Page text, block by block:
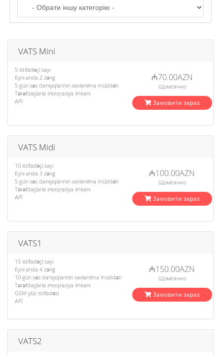
VATS Mini
5 istifadəçi sayı
Eyni anda 2 zəng
5 gün səs danışıqlarının saxlanılma müddəti
Tərəfdaşlarla inteqrasiya imkanı
APİ
₼70.00AZN
Щомісячно
Замовити зараз
VATS Midi
10 istifadəçi sayı
Eyni anda 3 zəng
5 gün səs danışıqlarının saxlanılma müddəti
Tərəfdaşlarla inteqrasiya imkanı
APİ
₼100.00AZN
Щомісячно
Замовити зараз
VATS1
15 istifadəçi sayı
Eyni anda 4 zəng
10 gün səs danışıqlarının saxlanılma müddəti
Tərəfdaşlarla inteqrasiya imkanı
GSM şlüz istifadəsi
APİ
₼150.00AZN
Щомісячно
Замовити зараз
VATS2